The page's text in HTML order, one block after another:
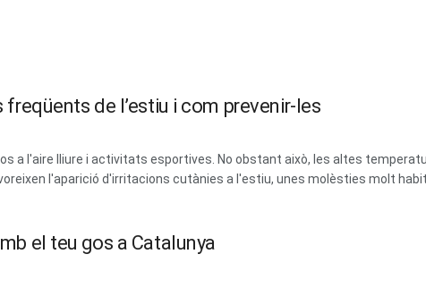
de l’estiu i com prevenir-les
a l'aire lliure i activitats esportives. No obstant això, les altes
l'aparició d'irritacions cutànies a l'estiu, unes molèsties molt
el teu gos a Catalunya